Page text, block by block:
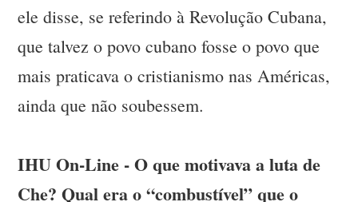
ele disse, se referindo à Revolução Cubana,
que talvez o povo cubano fosse o povo que
mais praticava o cristianismo nas Américas,
ainda que não soubessem.
IHU On-Line - O que motivava a luta de
Che? Qual era o “combustível” que o